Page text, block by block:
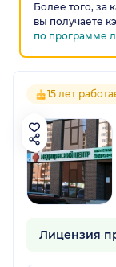
Более того, за
вы получаете
по программе
15 лет
Лицензия